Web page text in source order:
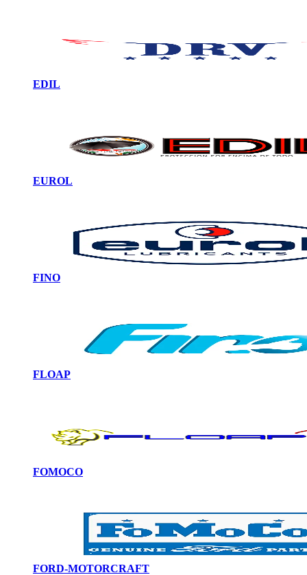
EDIL
EUROL
FINO
FLOAP
FOMOCO
FORD-MOTORCRAFT